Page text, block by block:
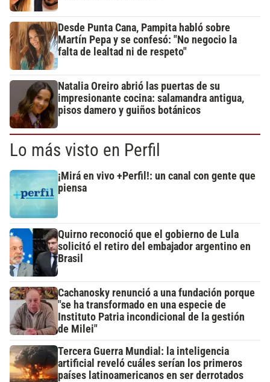
Desde Punta Cana, Pampita habló sobre
Martín Pepa y se confesó: "No negocio la
falta de lealtad ni de respeto"
Natalia Oreiro abrió las puertas de su
impresionante cocina: salamandra antigua,
pisos damero y guiños botánicos
Lo más visto en Perfil
¡Mirá en vivo +Perfil!: un canal con gente que
piensa
Quirno reconoció que el gobierno de Lula
solicitó el retiro del embajador argentino en
Brasil
Cachanosky renunció a una fundación porque
"se ha transformado en una especie de
Instituto Patria incondicional de la gestión
de Milei"
Tercera Guerra Mundial: la inteligencia
artificial reveló cuáles serían los primeros
países latinoamericanos en ser derrotados